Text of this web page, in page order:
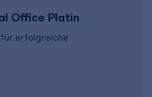
Office Platin
erfolgreiche